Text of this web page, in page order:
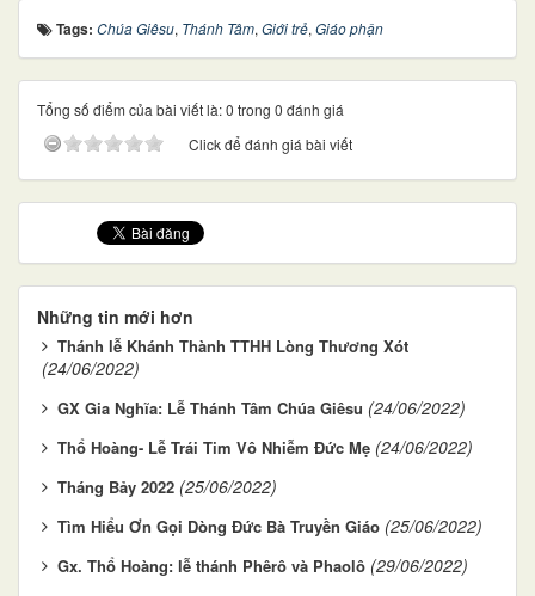
Tags: Chúa Giêsu, Thánh Tâm, Giới trẻ, Giáo phận
Tổng số điểm của bài viết là: 0 trong 0 đánh giá
Click để đánh giá bài viết
Những tin mới hơn
Thánh lễ Khánh Thành TTHH Lòng Thương Xót
(24/06/2022)
GX Gia Nghĩa: Lễ Thánh Tâm Chúa Giêsu (24/06/2022)
Thổ Hoàng- Lễ Trái Tim Vô Nhiễm Đức Mẹ (24/06/2022)
Tháng Bảy 2022 (25/06/2022)
Tìm Hiểu Ơn Gọi Dòng Đức Bà Truyền Giáo (25/06/2022)
Gx. Thổ Hoàng: lễ thánh Phêrô và Phaolô (29/06/2022)